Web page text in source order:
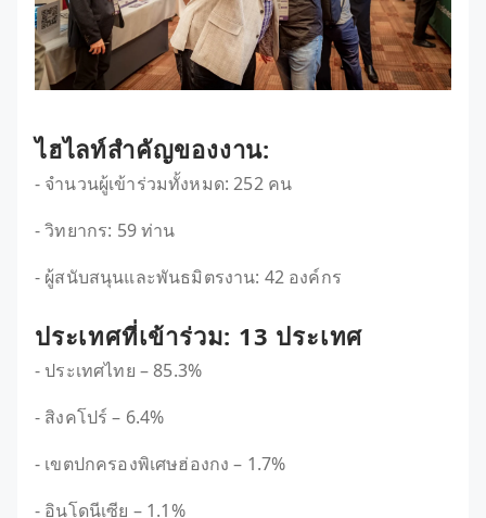
ไฮไลท์สำคัญของงาน:
- จำนวนผู้เข้าร่วมทั้งหมด: 252 คน
- วิทยากร: 59 ท่าน
- ผู้สนับสนุนและพันธมิตรงาน: 42 องค์กร
ประเทศที่เข้าร่วม: 13 ประเทศ
- ประเทศไทย – 85.3%
- สิงคโปร์ – 6.4%
- เขตปกครองพิเศษฮ่องกง – 1.7%
- อินโดนีเซีย – 1.1%